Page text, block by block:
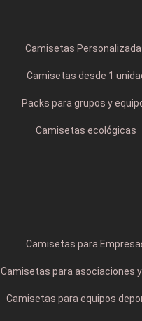
Camisetas
Camisetas desde 1
Packs para grupos y
Camisetas ecológicas
Camisetas para
Camisetas para asociaciones
Camisetas para equipos